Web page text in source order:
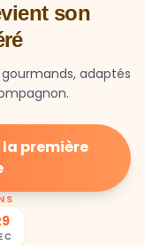
son
adaptés
la première